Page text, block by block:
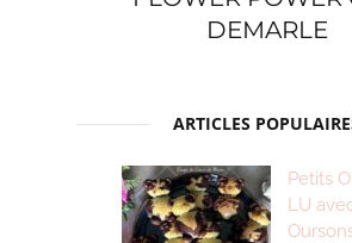
DEMARLE
ARTICLES
Petits
LU